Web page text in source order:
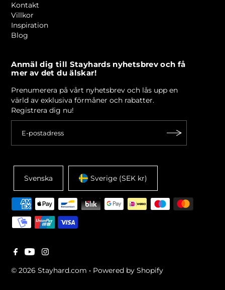
Kontakt
Villkor
Inspiration
Blog
Anmäl dig till Stayhards nyhetsbrev och få
mer av det du älskar!
Prenumerera på vårt nyhetsbrev och lås upp en
värld av exklusiva förmåner och rabatter.
Registrera dig nu!
© 2026 Stayhard.com • Powered by Shopify
Svenska Sverige (SEK kr)